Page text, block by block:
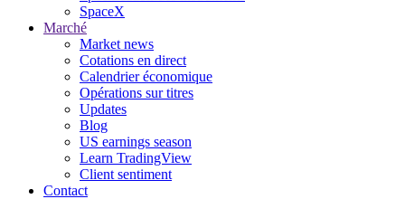
SpaceX
Marché
Market news
Cotations en direct
Calendrier économique
Opérations sur titres
Updates
Blog
US earnings season
Learn TradingView
Client sentiment
Contact